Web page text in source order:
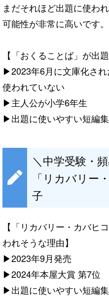
まだそれほど出題に使わ
可能性が非常に高いです。
【「おくることば」が出
▶2023年6月に文庫化さ
使われていない
▶主人公が小学6年生
▶出題に使いやすい短編集
＼中学受験・
「リカバリー
子
【「リカバリー・カバヒ
われそうな理由】
▶2023年9月発売
▶2024年本屋大賞 第7位
▶出題に使いやすい短編集